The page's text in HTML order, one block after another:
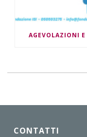
AGEVOLAZIONI E
CONTATTI